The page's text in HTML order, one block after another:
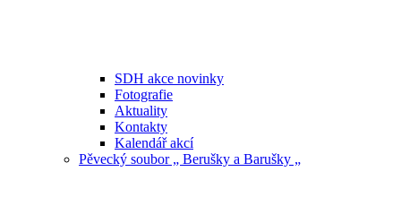
SDH akce novinky
Fotografie
Aktuality
Kontakty
Kalendář akcí
Pěvecký soubor „ Berušky a Barušky „